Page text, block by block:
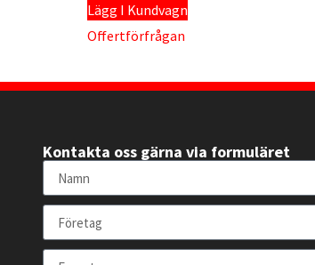
Lägg I Kundvagn
Offertförfrågan
Kontakta oss gärna via formuläret